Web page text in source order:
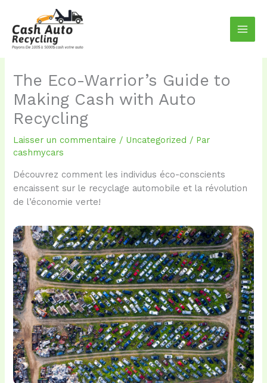
contenu
The Eco-Warrior’s Guide to
Making Cash with Auto
Recycling
Laisser un commentaire / Uncategorized / Par
cashmycars
Découvrez comment les individus éco-conscients
encaissent sur le recyclage automobile et la révolution
de l’économie verte!